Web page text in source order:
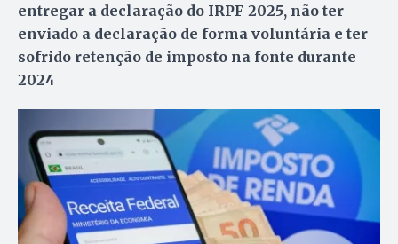
entregar a declaração do IRPF 2025, não ter
enviado a declaração de forma voluntária e ter
sofrido retenção de imposto na fonte durante
2024